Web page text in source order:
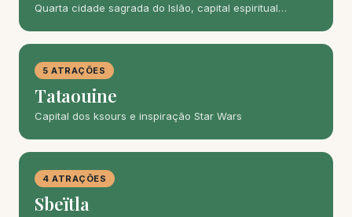
Quarta cidade sagrada do Islão, capital espiritual…
5 ATRAÇÕES
Tataouine
Capital dos ksours e inspiração Star Wars
4 ATRAÇÕES
Sbeïtla